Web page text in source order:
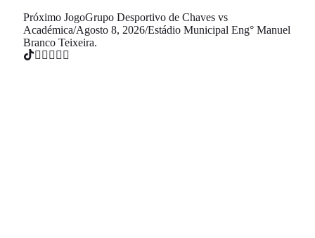
Próximo JogoGrupo Desportivo de Chaves vs
Académica/Agosto 8, 2026/Estádio Municipal Eng° Manuel
Branco Teixeira.